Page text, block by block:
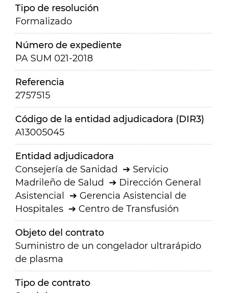
Tipo de resolución
Formalizado
Número de expediente
PA SUM 021-2018
Referencia
2757515
Código de la entidad adjudicadora (DIR3)
A13005045
Entidad adjudicadora
Consejería de Sanidad
Servicio
Madrileño de Salud
Dirección General
Asistencial
Gerencia Asistencial de
Hospitales
Centro de Transfusión
Objeto del contrato
Suministro de un congelador ultrarápido
de plasma
Tipo de contrato